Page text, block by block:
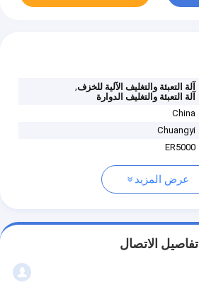
آلة التعبئة والتغليف الآلية للخزف,
آلة التعبئة والتغليف الدوارة
China
Chuangyi
ER5000
عرض المزيد
تفاصيل الاتصال